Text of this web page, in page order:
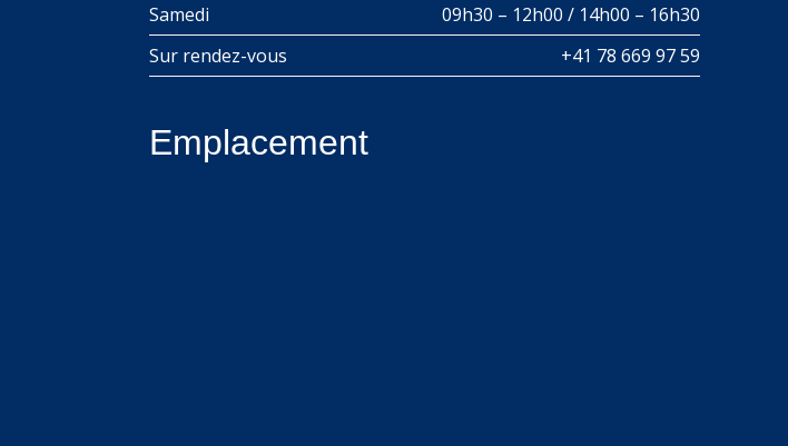
Samedi
09h30 – 12h00 / 14h00 – 16h30
Sur rendez-vous
+41 78 669 97 59
Emplacement